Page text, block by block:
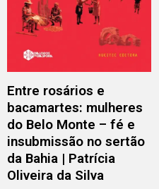
Entre rosários e
bacamartes: mulheres
do Belo Monte – fé e
insubmissão no sertão
da Bahia | Patrícia
Oliveira da Silva